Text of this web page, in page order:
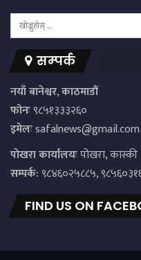
सम्पर्क
नयाँ बानेश्वर, काठमाडौं
फोनः९८५१३३३२६०
इमेलःsafalnews@gmail.com
पाेखरा कार्यालयःपोखरा, कास्की
सम्पर्क:९८४६०२५८८५,
FIND US ON